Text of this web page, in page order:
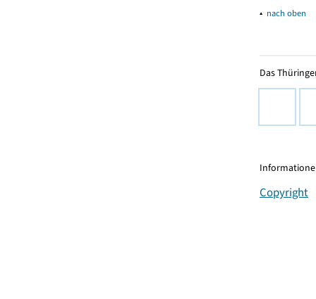
▴ nach oben
Das
Copyright